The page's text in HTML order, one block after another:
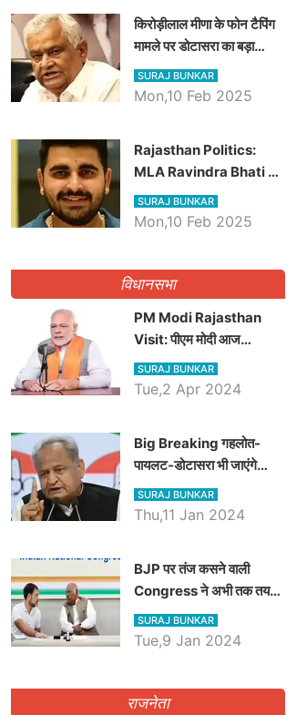
किरोड़ीलाल मीणा के फोन टैपिंग
मामले पर डोटासरा का बड़ा
आरोप, वीडियो में देखें AZ बड़ी
खबरें
SURAJ BUNKAR
Mon,10 Feb 2025
Rajasthan Politics:
MLA Ravindra Bhati ने
प्रदेश की शिक्षा व्यवस्था पर
उठाए सवाल, Madan
SURAJ BUNKAR
Mon,10 Feb 2025
विधानसभा
PM Modi Rajasthan
Visit: पीएम मोदी आज
राजस्थान में कोटपूतली में करेंगे
विशाल रैली, एक सभा से 8 सीटों
SURAJ BUNKAR
Tue,2 Apr 2024
Big Breaking गहलोत-
पायलट-डोटासरा भी जाएंगे
अयोध्या, करेंगे रामलला के दर्शन
SURAJ BUNKAR
Thu,11 Jan 2024
BJP पर तंज कसने वाली
Congress ने अभी तक तय
नहीं किया नेता प्रतिपक्ष, जानें
कौन होगा दावेदार
SURAJ BUNKAR
Tue,9 Jan 2024
राजनेता